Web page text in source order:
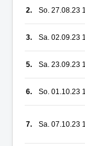
2. So. 27.08.23
3. Sa. 02.09.23
5. Sa. 23.09.23
6. So. 01.10.23
7. Sa. 07.10.23